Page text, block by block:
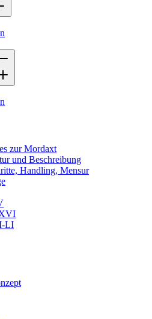
zur Mordaxt
und Beschreibung
Handling, Mensur
LI